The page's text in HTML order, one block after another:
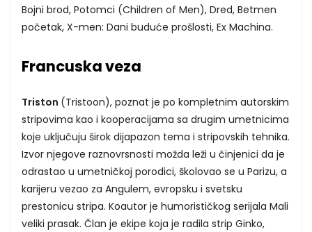
Bojni brod, Potomci (Children of Men), Dred, Betmen
početak, X-men: Dani buduće prošlosti, Ex Machina.
Francuska veza
Triston (Tristoon), poznat je po kompletnim autorskim
stripovima kao i kooperacijama sa drugim umetnicima
koje uključuju širok dijapazon tema i stripovskih tehnika.
Izvor njegove raznovrsnosti možda leži u činjenici da je
odrastao u umetničkoj porodici, školovao se u Parizu, a
karijeru vezao za Angulem, evropsku i svetsku
prestonicu stripa. Koautor je humorističkog serijala Mali
veliki prasak. Član je ekipe koja je radila strip Ginko,